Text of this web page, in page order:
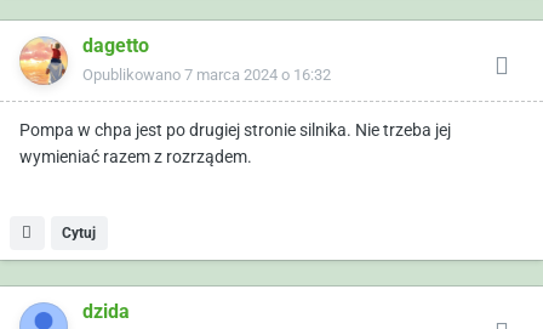
dagetto
Opublikowano 7 marca 2024 o 16:32
Pompa w chpa jest po drugiej stronie silnika. Nie trzeba jej
wymieniać razem z rozrządem.
Cytuj
dzida